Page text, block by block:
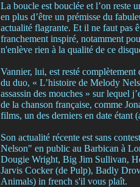
La boucle est bouclée et l’on reste
en plus d’être un prémisse du
actualité flagrante. Et il ne faut pas
franchement inspiré, notamment
n'enlève rien à la qualité de ce
Vannier, lui, est resté complètement
du duo, « L’histoire de Melody
assassin des mouches » sur lequel
de la chanson française, comme
films, un des derniers en date
Son actualité récente est sans
Nelson" en public au Barbican à
Dougie Wright, Big Jim Sullivan,
Jarvis Cocker (de Pulp), Badly
Animals) in french s'il vous plaît.